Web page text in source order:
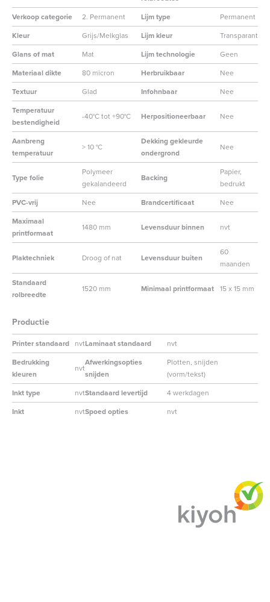
Verkoop categorie
2. Permanent Lijm type
Permanent
Kleur
Grijs/Melkglas Lijm kleur
Transparant
Glans of mat
Mat Lijm technologie
Geen
Materiaal dikte
80 micron Herbruikbaar
Nee
Textuur
Glad Infohnbaar
Nee
Temperatuur
bestendigheid
-40°C tot +90°C Herpositioneerbaar Nee
Aanbreng
temperatuur
> 10 °C
Dekking gekleurde
ondergrond
Nee
Type folie
Polymeer
gekalandeerd
Backing
Papier,
bedrukt
PVC-vrij
Nee Brandcertificaat
Nee
Maximaal
printformaat
1480 mm Levensduur binnen nvt
Plaktechniek Droog of nat Levensduur buiten
60
maanden
Standaard
rolbreedte
1520 mm Minimaal printformaat 15 x 15 mm
Productie
Printer standaard nvtLaminaat standaard
nvt
Bedrukking
kleuren
nvt
Afwerkingsopties
snijden
Plotten, snijden
(vorm/tekst)
Inkt type
nvtStandaard levertijd
4 werkdagen
Inkt
nvtSpoed opties nvt